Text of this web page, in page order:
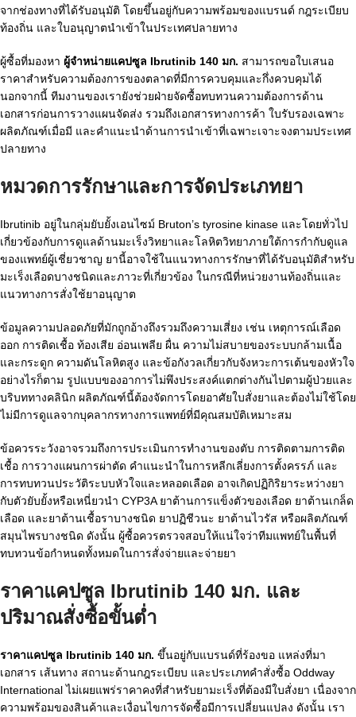
จากช่องทางที่ได้รับอนุมัติ โดยขึ้นอยู่กับความพร้อมของแบรนด์ กฎระเบียบ
ท้องถิ่น และใบอนุญาตนำเข้าในประเทศปลายทาง
ผู้ซื้อที่มองหา ผู้จำหน่ายแคปซูล Ibrutinib 140 มก. สามารถขอใบเสนอ
ราคาสำหรับความต้องการของตลาดที่มีการควบคุมและกึ่งควบคุมได้
นอกจากนี้ ทีมงานของเรายังช่วยฝ่ายจัดซื้อทบทวนความต้องการด้าน
เอกสารก่อนการวางแผนจัดส่ง รวมถึงเอกสารทางการค้า ใบรับรองเฉพาะ
ผลิตภัณฑ์เมื่อมี และคำแนะนำด้านการนำเข้าที่เฉพาะเจาะจงตามประเทศ
ปลายทาง
หมวดการรักษาและการจัดประเภทยา
Ibrutinib อยู่ในกลุ่มยับยั้งเอนไซม์ Bruton’s tyrosine kinase และโดยทั่วไป
เกี่ยวข้องกับการดูแลด้านมะเร็งวิทยาและโลหิตวิทยาภายใต้การกำกับดูแล
ของแพทย์ผู้เชี่ยวชาญ ยานี้อาจใช้ในแนวทางการรักษาที่ได้รับอนุมัติสำหรับ
มะเร็งเลือดบางชนิดและภาวะที่เกี่ยวข้อง ในกรณีที่หน่วยงานท้องถิ่นและ
แนวทางการสั่งใช้ยาอนุญาต
ข้อมูลความปลอดภัยที่มักถูกอ้างถึงรวมถึงความเสี่ยง เช่น เหตุการณ์เลือด
ออก การติดเชื้อ ท้องเสีย อ่อนเพลีย ผื่น ความไม่สบายของระบบกล้ามเนื้อ
และกระดูก ความดันโลหิตสูง และข้อกังวลเกี่ยวกับจังหวะการเต้นของหัวใจ
อย่างไรก็ตาม รูปแบบของอาการไม่พึงประสงค์แตกต่างกันไปตามผู้ป่วยและ
บริบททางคลินิก ผลิตภัณฑ์นี้ต้องจัดการโดยอาศัยใบสั่งยาและต้องไม่ใช้โดย
ไม่มีการดูแลจากบุคลากรทางการแพทย์ที่มีคุณสมบัติเหมาะสม
ข้อควรระวังอาจรวมถึงการประเมินการทำงานของตับ การติดตามการติด
เชื้อ การวางแผนการผ่าตัด คำแนะนำในการหลีกเลี่ยงการตั้งครรภ์ และ
การทบทวนประวัติระบบหัวใจและหลอดเลือด อาจเกิดปฏิกิริยาระหว่างยา
กับตัวยับยั้งหรือเหนี่ยวนำ CYP3A ยาต้านการแข็งตัวของเลือด ยาต้านเกล็ด
เลือด และยาต้านเชื้อราบางชนิด ยาปฏิชีวนะ ยาต้านไวรัส หรือผลิตภัณฑ์
สมุนไพรบางชนิด ดังนั้น ผู้ซื้อควรตรวจสอบให้แน่ใจว่าทีมแพทย์ในพื้นที่
ทบทวนข้อกำหนดทั้งหมดในการสั่งจ่ายและจ่ายยา
ราคาแคปซูล Ibrutinib 140 มก. และ
ปริมาณสั่งซื้อขั้นต่ำ
ราคาแคปซูล Ibrutinib 140 มก. ขึ้นอยู่กับแบรนด์ที่ร้องขอ แหล่งที่มา
เอกสาร เส้นทาง สถานะด้านกฎระเบียบ และประเภทคำสั่งซื้อ Oddway
International ไม่เผยแพร่ราคาคงที่สำหรับยามะเร็งที่ต้องมีใบสั่งยา เนื่องจาก
ความพร้อมของสินค้าและเงื่อนไขการจัดซื้อมีการเปลี่ยนแปลง ดังนั้น เรา